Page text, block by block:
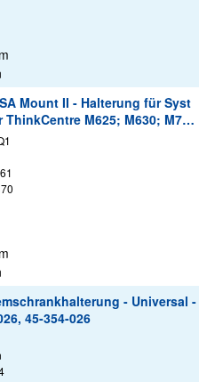
Mount II - Halterung für Syst
M625; M630; M70;
M80; M90; M920; ThinkStatio
- Universal -
45-354-026